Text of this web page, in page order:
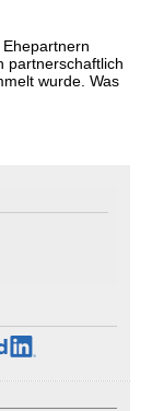
partnerschaftlich
wurde. Was